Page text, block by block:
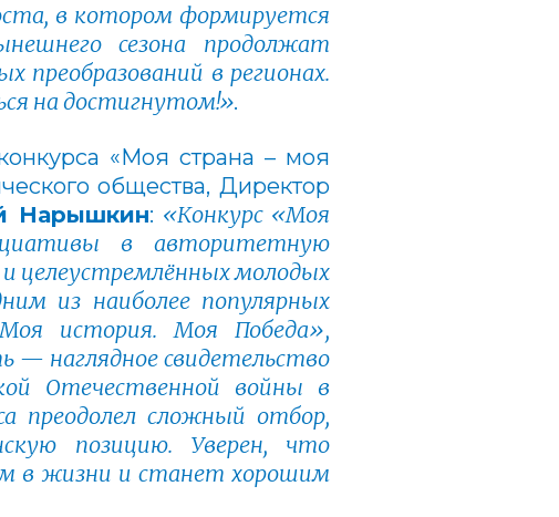
в котором формируется
сезона продолжат
в регионах.
на достигнутом!».
«Моя страна – моя
общества, Директор
Нарышкин: «Конкурс «Моя
в авторитетную
целеустремлённых молодых
из наиболее популярных
история. Моя Победа»,
— наглядное свидетельство
Отечественной войны в
преодолел сложный отбор,
позицию. Уверен, что
в жизни и станет хорошим